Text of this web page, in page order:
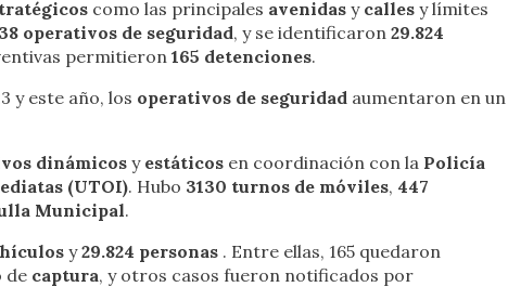
como las principales avenidas y calles y límites
operativos de seguridad, y se identificaron 29.824
permitieron 165 detenciones.
y este año, los operativos de seguridad aumentaron en un
dinámicos y estáticos en coordinación con la Policía
(UTOI). Hubo 3130 turnos de móviles, 447
Municipal.
y29.824 personas . Entre ellas, 165 quedaron
de captura, y otros casos fueron notificados por